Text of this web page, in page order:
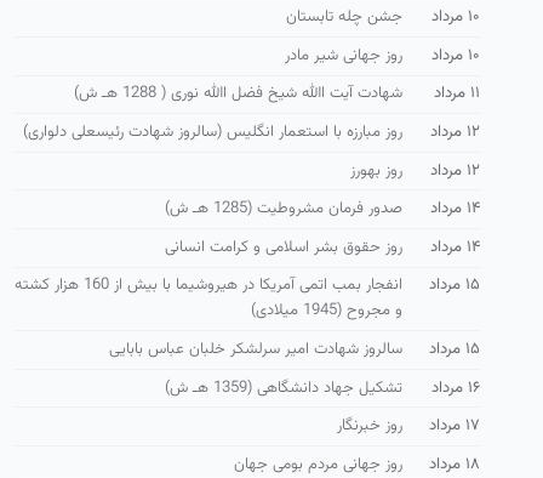
۱۰ مرداد
جشن چله تابستان
۱۰ مرداد
روز جهانی شیر مادر
۱۱ مرداد
شهادت آیت االله شیخ فضل االله نوری ( 1288 هـ ش)
۱۲ مرداد
روز مبارزه با استعمار انگلیس (سالروز شهادت رئیسعلی دلواری)
۱۲ مرداد
روز بهورز
۱۴ مرداد
صدور فرمان مشروطیت (1285 هـ ش)
۱۴ مرداد
روز حقوق بشر اسلامی و كرامت انسانی
۱۵ مرداد
انفجار بمب اتمی آمریكا در هیروشیما با بیش از 160 هزار كشته
و مجروح (1945 میلادی)
۱۵ مرداد
سالروز شهادت امیر سرلشكر خلبان عباس بابایی
۱۶ مرداد
تشكیل جهاد دانشگاهی (1359 هـ ش)
۱۷ مرداد
روز خبرنگار
۱۸ مرداد
روز جهانی مردم بومی جهان